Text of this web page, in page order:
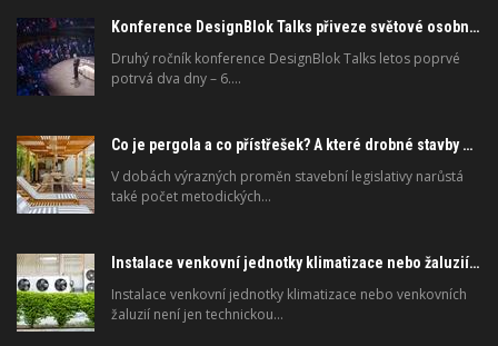
Konference DesignBlok Talks přiveze světové osobnosti designu a architektury
Druhý ročník konference DesignBlok Talks letos poprvé
potrvá dva dny – 6.…
Co je pergola a co přístřešek? A které drobné stavby musíte povolovat? Pomůže metodika
V dobách výrazných proměn stavební legislativy narůstá
také počet metodických…
Instalace venkovní jednotky klimatizace nebo žaluzií podléhá jasným právním pravidlům
Instalace venkovní jednotky klimatizace nebo venkovních
žaluzií není jen technickou…